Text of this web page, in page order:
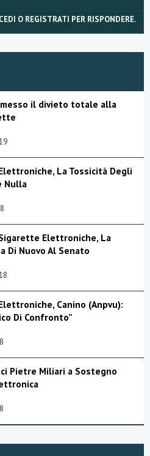
O REGISTRATI PER RISPONDERE.
il divieto totale alla
La Tossicità Degli
Nulla
Elettroniche, La
Di Nuovo Al Senato
Canino (Anpvu):
Di Confronto”
Pietre Miliari a Sostegno